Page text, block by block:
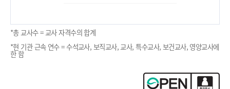
*총 교사수 = 교사 자격수의 합계
*현 기관 근속 연수 = 수석교사, 보직교사, 교사, 특수교사, 보건교사, 영양교사에
한 함